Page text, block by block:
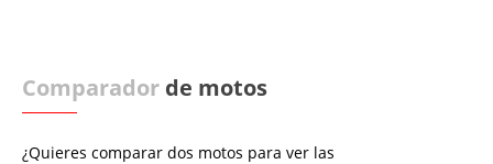
Comparador de motos
¿Quieres comparar dos motos para ver las